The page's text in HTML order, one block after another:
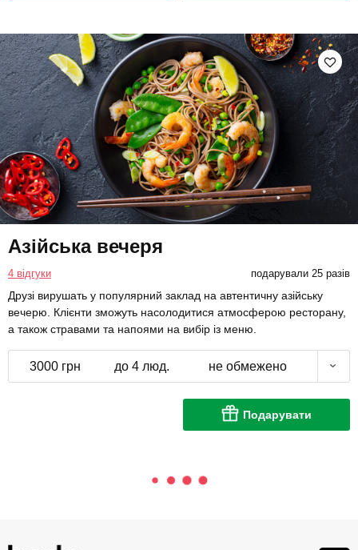
Азійська вечеря
4 відгуки подарували 25 разів
Друзі вирушать у популярний заклад на автентичну азійську
вечерю. Клієнти зможуть насолодитися атмосферою ресторану,
а також стравами та напоями на вибір із меню.
3000 грн до 4 люд. не обмежено
Подарувати